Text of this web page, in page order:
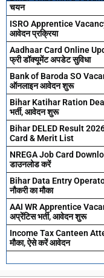
चयन
ISRO Apprentice Vacancy
आवेदन प्रक्रिया
Aadhaar Card Online
फ्री डॉक्यूमेंट अपडेट सुविधा
Bank of Baroda SO
ऑनलाइन आवेदन शुरू
Bihar Katihar Ration
भर्ती, आवेदन शुरू
Bihar DELED Result 2026
Card & Merit List
NREGA Job Card
डाउनलोड करें
Bihar Data Entry
नौकरी का मौका
AAI WR Apprentice
अप्रेंटिस भर्ती, आवेदन शुरू
Income Tax Canteen
मौका, ऐसे करें आवेदन